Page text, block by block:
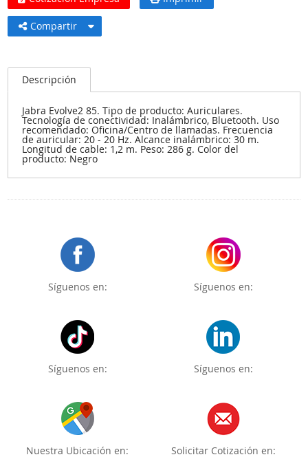
Compartir
Descripción
Jabra Evolve2 85. Tipo de producto: Auriculares.
Tecnología de conectividad: Inalámbrico, Bluetooth. Uso
recomendado: Oficina/Centro de llamadas. Frecuencia
de auricular: 20 - 20 Hz. Alcance inalámbrico: 30 m.
Longitud de cable: 1,2 m. Peso: 286 g. Color del
producto: Negro
Síguenos en: Síguenos en:
Síguenos en: Síguenos en:
Nuestra Ubicación en: Solicitar Cotización en: